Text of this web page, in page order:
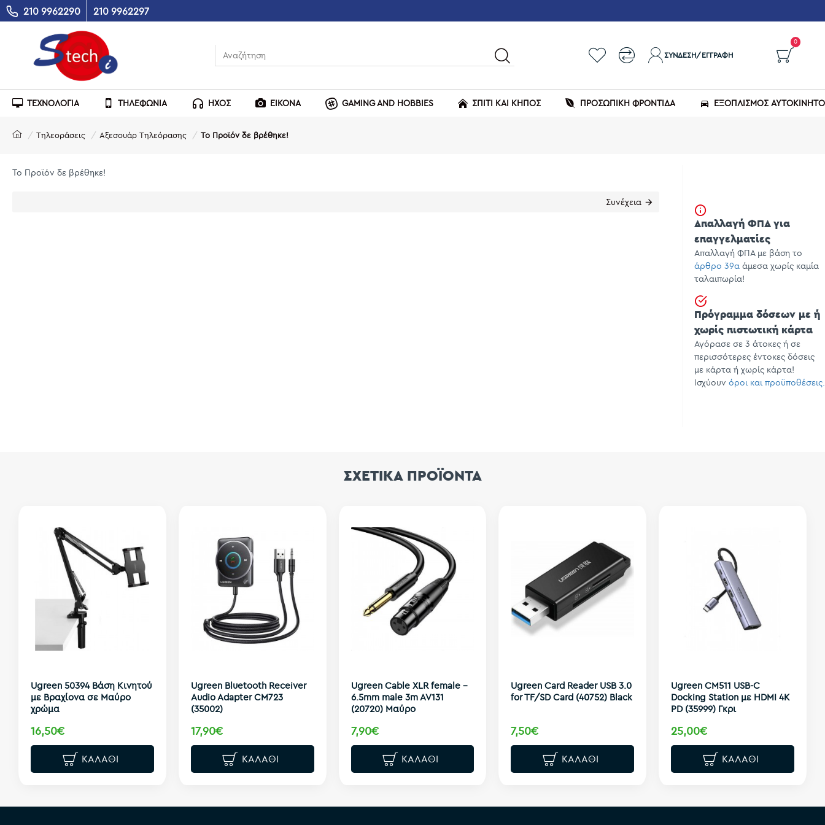
210 9962290 210 9962297
ΣΎΝΔΕΣΗ/ΕΓΓΡΑΦΉ
0
ΤΕΧΝΟΛΟΓΙΑ ΤΗΛΕΦΩΝΙΑ ΗΧΟΣ ΕΙΚΟΝΑ GAMING AND HOBBIES ΣΠΙΤΙ ΚΑΙ ΚΗΠΟΣ ΠΡΟΣΩΠΙΚΗ ΦΡΟΝΤΙΔΑ ΕΞΟΠΛΙΣΜΌΣ
Τηλεοράσεις Αξεσουάρ Τηλεόρασης Το Προϊόν δε βρέθηκε!
Το Προϊόν δε βρέθηκε!
Συνέχεια
Απαλλαγή ΦΠΑ για
επαγγελματίες
Απαλλαγή ΦΠΑ με βάση το
άρθρο 39α άμεσα χωρίς καμία
ταλαιπωρία!
Πρόγραμμα δόσεων με ή
χωρίς πιστωτική κάρτα
Αγόρασε σε 3 άτοκες ή σε
περισσότερες έντοκες δόσεις
με κάρτα ή χωρίς κάρτα!
Ισχύουν όροι και προϋποθέσεις.
ΣΧΕΤΙΚΑ ΠΡΟΪΟΝΤΑ
Ugreen 50394 Βάση Κινητού
με Βραχίονα σε Μαύρο
χρώμα
16,50€
ΚΑΛΆΘΙ
Ugreen Bluetooth Receiver
Audio Adapter CM723
(35002)
17,90€
ΚΑΛΆΘΙ
Ugreen Cable XLR female -
6.5mm male 3m AV131
(20720) Μαύρο
7,90€
ΚΑΛΆΘΙ
Ugreen Card Reader USB 3.0
for TF/SD Card (40752) Black
7,50€
ΚΑΛΆΘΙ
Ugreen CM511 USB-C
Docking Station με HDMI 4K
PD (35999) Γκρι
25,00€
ΚΑΛΆΘΙ